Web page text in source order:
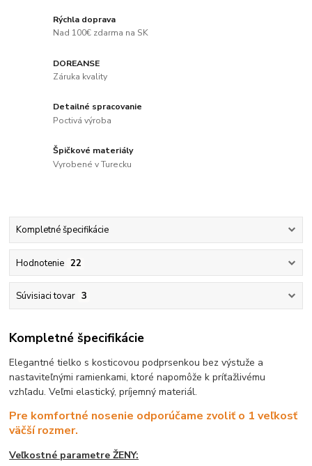
Rýchla doprava
Nad 100€ zdarma na SK
DOREANSE
Záruka kvality
Detailné spracovanie
Poctivá výroba
Špičkové materiály
Vyrobené v Turecku
Kompletné špecifikácie
Hodnotenie 22
Súvisiaci tovar 3
Kompletné špecifikácie
Elegantné tielko s kosticovou podprsenkou bez výstuže a
nastaviteľnými ramienkami, ktoré napomôže k príťažlivému
vzhľadu. Veľmi elastický, príjemný materiál.
Pre komfortné nosenie odporúčame zvoliť o 1 veľkosť
väčší rozmer.
Veľkostné parametre ŽENY: